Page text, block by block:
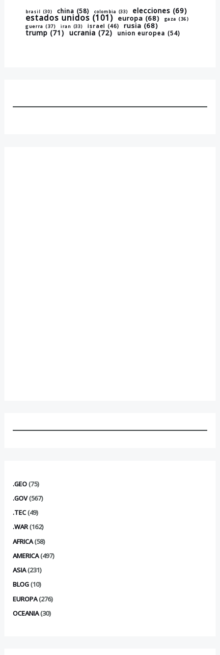
brasil (30) china (58) colombia (33) elecciones (69)
estados unidos (101) europa (68) gaza (36)
guerra (37) iran (33) israel (46) rusia (68)
trump (71) ucrania (72) union europea (54)
.GEO(75)
.GOV(567)
.TEC(49)
.WAR(162)
AFRICA(58)
AMERICA(497)
ASIA(231)
BLOG(10)
EUROPA(276)
OCEANIA(30)